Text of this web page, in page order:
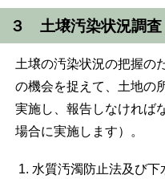
３ 土壌汚染状況調査
土壌の汚染状況の把握の
の機会を捉えて、土地の
実施し、報告しなければ
場合に実施します）。
水質汚濁防止法及び下